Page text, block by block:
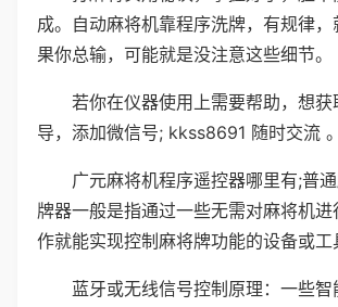
成。自动麻将机靠程序洗牌，有规律，
果你总输，可能就是没注意这些细节。
若你在仪器使用上需要帮助，想获
导，添加微信号; kkss8691 随时交流 。
广元麻将机程序遥控器哪里有;普
牌器一般是指通过一些无需对麻将机
作就能实现控制麻将牌功能的设备或工
蓝牙或无线信号控制原理：一些智